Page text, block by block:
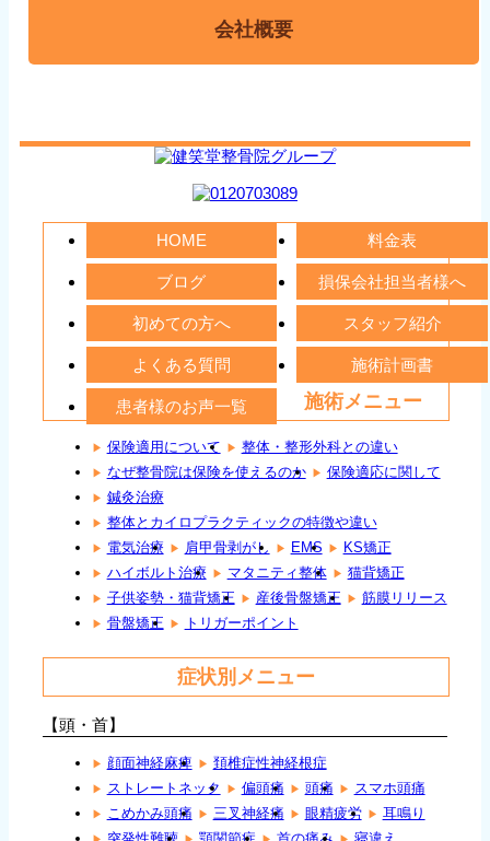
会社概要
HOME 料金表
ブログ 損保会社担当者様へ
初めての方へ スタッフ紹介
よくある質問 施術計画書
患者様のお声一覧 施術メニュー
保険適用について
整体・整形外科との違い
なぜ整骨院は保険を使えるのか
保険適応に関して
鍼灸治療
整体とカイロプラクティックの特徴や違い
電気治療
肩甲骨剥がし EMS
KS矯正
ハイボルト治療
マタニティ整体
猫背矯正
子供姿勢・猫背矯正
産後骨盤矯正
筋膜リリース
骨盤矯正
トリガーポイント
症状別メニュー
【頭・首】
顔面神経麻痺
頚椎症性神経根症
ストレートネック
偏頭痛 頭痛
スマホ頭痛
こめかみ頭痛
三叉神経痛 眼精疲労
耳鳴り